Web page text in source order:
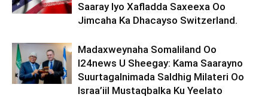
Saaray Iyo Xafladda Saxeexa Oo
Jimcaha Ka Dhacayso Switzerland.
Madaxweynaha Somaliland Oo
I24news U Sheegay: Kama Saarayno
Suurtagalnimada Saldhig Milateri Oo
Israa’iil Mustaqbalka Ku Yeelato